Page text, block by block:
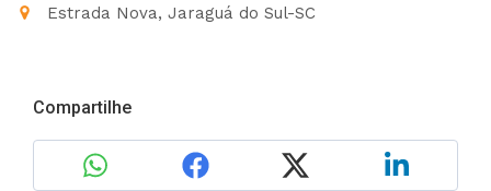
Estrada Nova, Jaraguá do Sul-SC
Compartilhe